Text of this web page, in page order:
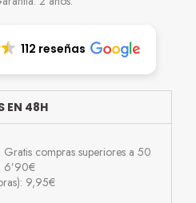
112 reseñas
EN 48H
compras superiores a 50
6’90€
9,95€